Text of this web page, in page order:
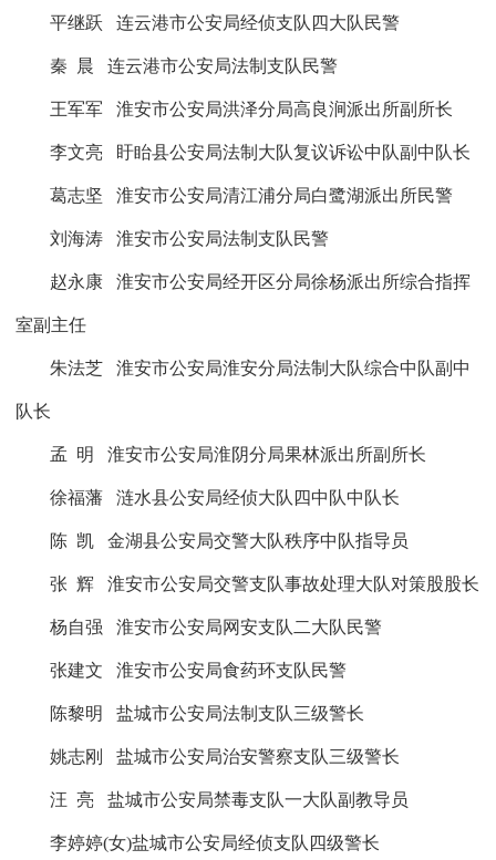
平继跃 连云港市公安局经侦支队四大队民警
秦 晨 连云港市公安局法制支队民警
王军军 淮安市公安局洪泽分局高良涧派出所副所长
李文亮 盱眙县公安局法制大队复议诉讼中队副中队长
葛志坚 淮安市公安局清江浦分局白鹭湖派出所民警
刘海涛 淮安市公安局法制支队民警
赵永康 淮安市公安局经开区分局徐杨派出所综合指挥
室副主任
朱法芝 淮安市公安局淮安分局法制大队综合中队副中
队长
孟 明 淮安市公安局淮阴分局果林派出所副所长
徐福藩 涟水县公安局经侦大队四中队中队长
陈 凯 金湖县公安局交警大队秩序中队指导员
张 辉 淮安市公安局交警支队事故处理大队对策股股长
杨自强 淮安市公安局网安支队二大队民警
张建文 淮安市公安局食药环支队民警
陈黎明 盐城市公安局法制支队三级警长
姚志刚 盐城市公安局治安警察支队三级警长
汪 亮 盐城市公安局禁毒支队一大队副教导员
李婷婷(女)盐城市公安局经侦支队四级警长